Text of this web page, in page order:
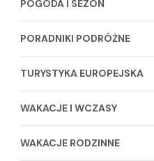
POGODA I SEZON
PORADNIKI PODRÓŻNE
TURYSTYKA EUROPEJSKA
WAKACJE I WCZASY
WAKACJE RODZINNE